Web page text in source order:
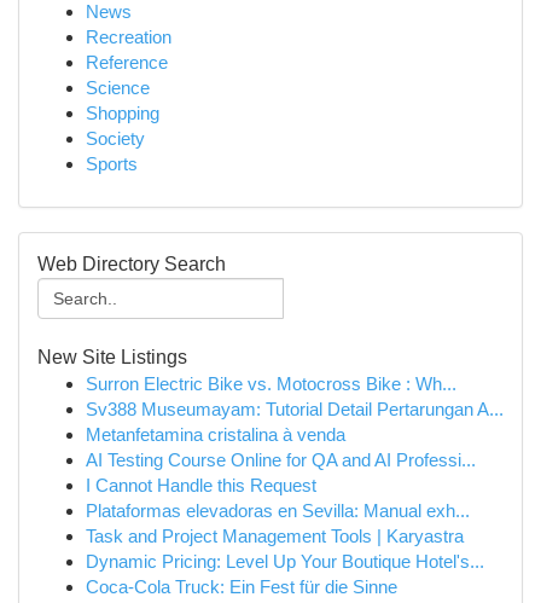
News
Recreation
Reference
Science
Shopping
Society
Sports
Web Directory Search
New Site Listings
Surron Electric Bike vs. Motocross Bike : Wh...
Sv388 Museumayam: Tutorial Detail Pertarungan A...
Metanfetamina cristalina à venda
AI Testing Course Online for QA and AI Professi...
I Cannot Handle this Request
Plataformas elevadoras en Sevilla: Manual exh...
Task and Project Management Tools | Karyastra
Dynamic Pricing: Level Up Your Boutique Hotel's...
Coca-Cola Truck: Ein Fest für die Sinne